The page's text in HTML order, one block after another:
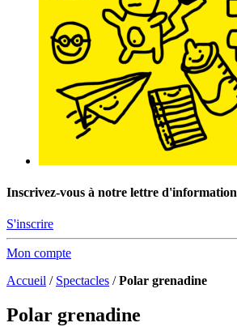
Inscrivez-vous à notre lettre d'information
S'inscrire
Mon compte
Accueil / Spectacles /Polar grenadine
Polar grenadine